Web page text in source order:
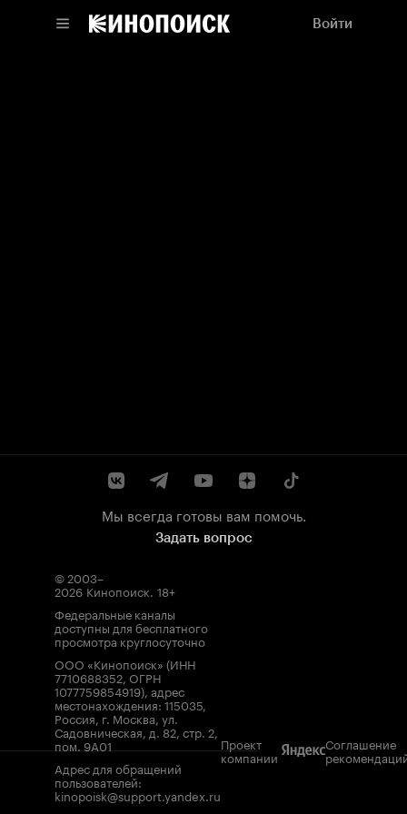
Войти
Мы всегда готовы вам помочь.
Задать вопрос
© 2003–
2026 Кинопоиск. 18+
Федеральные каналы
доступны для бесплатного
просмотра круглосуточно
ООО «Кинопоиск» (ИНН
7710688352, ОГРН
1077759854919), адрес
местонахождения: 115035,
Россия, г. Москва, ул.
Садовническая, д. 82, стр. 2,
пом. 9А01
Адрес для обращений
пользователей:
kinopoisk@support.yandex.ru
Проект
компании
Соглашение